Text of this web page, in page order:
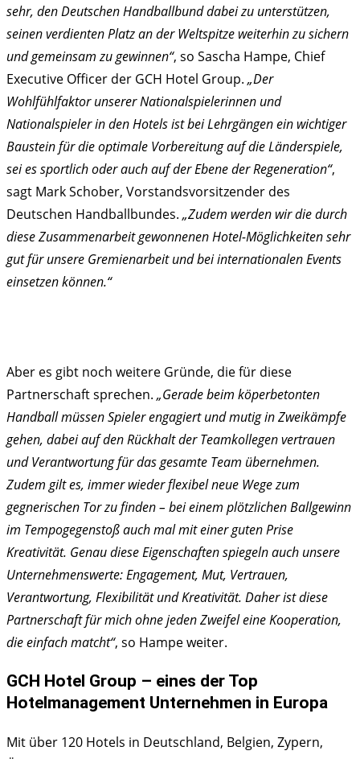
sehr, den Deutschen Handballbund dabei zu unterstützen,
seinen verdienten Platz an der Weltspitze weiterhin zu sichern
und gemeinsam zu gewinnen“, so Sascha Hampe, Chief
Executive Officer der GCH Hotel Group. „Der
Wohlfühlfaktor unserer Nationalspielerinnen und
Nationalspieler in den Hotels ist bei Lehrgängen ein wichtiger
Baustein für die optimale Vorbereitung auf die Länderspiele,
sei es sportlich oder auch auf der Ebene der Regeneration“,
sagt Mark Schober, Vorstandsvorsitzender des
Deutschen Handballbundes. „Zudem werden wir die durch
diese Zusammenarbeit gewonnenen Hotel-Möglichkeiten sehr
gut für unsere Gremienarbeit und bei internationalen Events
einsetzen können.“
Aber es gibt noch weitere Gründe, die für diese
Partnerschaft sprechen. „Gerade beim köperbetonten
Handball müssen Spieler engagiert und mutig in Zweikämpfe
gehen, dabei auf den Rückhalt der Teamkollegen vertrauen
und Verantwortung für das gesamte Team übernehmen.
Zudem gilt es, immer wieder flexibel neue Wege zum
gegnerischen Tor zu finden – bei einem plötzlichen Ballgewinn
im Tempogegenstoß auch mal mit einer guten Prise
Kreativität. Genau diese Eigenschaften spiegeln auch unsere
Unternehmenswerte: Engagement, Mut, Vertrauen,
Verantwortung, Flexibilität und Kreativität. Daher ist diese
Partnerschaft für mich ohne jeden Zweifel eine Kooperation,
die einfach matcht“, so Hampe weiter.
GCH Hotel Group – eines der Top
Hotelmanagement Unternehmen in Europa
Mit über 120 Hotels in Deutschland, Belgien, Zypern,